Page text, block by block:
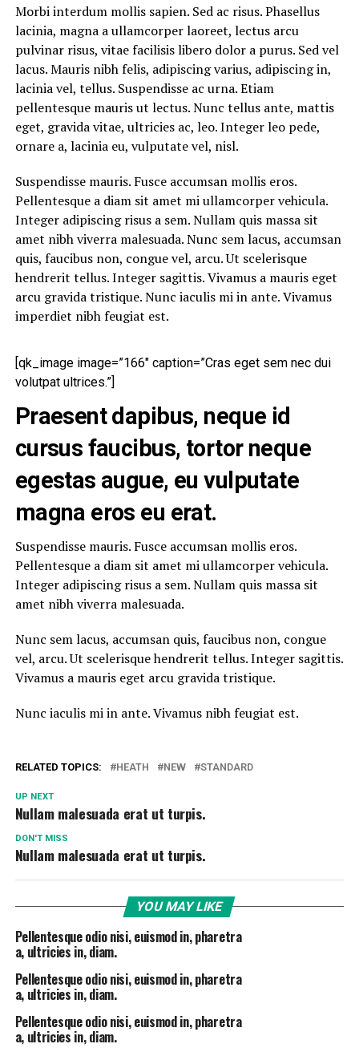
Morbi interdum mollis sapien. Sed ac risus. Phasellus
lacinia, magna a ullamcorper laoreet, lectus arcu
pulvinar risus, vitae facilisis libero dolor a purus. Sed vel
lacus. Mauris nibh felis, adipiscing varius, adipiscing in,
lacinia vel, tellus. Suspendisse ac urna. Etiam
pellentesque mauris ut lectus. Nunc tellus ante, mattis
eget, gravida vitae, ultricies ac, leo. Integer leo pede,
ornare a, lacinia eu, vulputate vel, nisl.
Suspendisse mauris. Fusce accumsan mollis eros.
Pellentesque a diam sit amet mi ullamcorper vehicula.
Integer adipiscing risus a sem. Nullam quis massa sit
amet nibh viverra malesuada. Nunc sem lacus, accumsan
quis, faucibus non, congue vel, arcu. Ut scelerisque
hendrerit tellus. Integer sagittis. Vivamus a mauris eget
arcu gravida tristique. Nunc iaculis mi in ante. Vivamus
imperdiet nibh feugiat est.
[qk_image image=”166″ caption=”Cras eget sem nec dui
volutpat ultrices.”]
Praesent dapibus, neque id
cursus faucibus, tortor neque
egestas augue, eu vulputate
magna eros eu erat.
Suspendisse mauris. Fusce accumsan mollis eros.
Pellentesque a diam sit amet mi ullamcorper vehicula.
Integer adipiscing risus a sem. Nullam quis massa sit
amet nibh viverra malesuada.
Nunc sem lacus, accumsan quis, faucibus non, congue
vel, arcu. Ut scelerisque hendrerit tellus. Integer sagittis.
Vivamus a mauris eget arcu gravida tristique.
Nunc iaculis mi in ante. Vivamus nibh feugiat est.
RELATED TOPICS: HEATH NEW STANDARD
UP NEXT
Nullam malesuada erat ut turpis.
DON'T MISS
Nullam malesuada erat ut turpis.
YOU MAY LIKE
Pellentesque odio nisi, euismod in, pharetra
a, ultricies in, diam.
Pellentesque odio nisi, euismod in, pharetra
a, ultricies in, diam.
Pellentesque odio nisi, euismod in, pharetra
a, ultricies in, diam.